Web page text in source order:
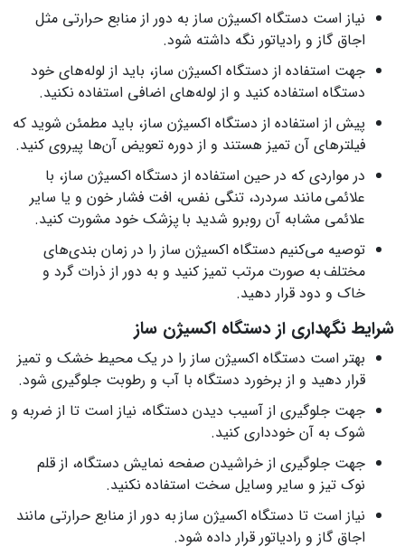
نیاز است دستگاه اکسیژن ساز به دور از منابع حرارتی مثل
اجاق گاز و رادیاتور نگه داشته شود.
جهت استفاده از دستگاه اکسیژن ساز، باید از لوله‌‌های خود
دستگاه استفاده کنید و از لوله‌‌های اضافی استفاده نکنید.
پیش از استفاده از دستگاه اکسیژن ساز، باید مطمئن شوید که
فیلترهای آن تمیز هستند و از دوره تعویض آن‌ها پیروی کنید.
در مواردی که در حین استفاده از دستگاه اکسیژن ساز، با
علائمی مانند سردرد، تنگی نفس، افت فشار خون و یا سایر
علائمی مشابه آن روبرو شدید با پزشک خود مشورت کنید.
توصیه می‌کنیم دستگاه اکسیژن ساز را در زمان بندی‌های
مختلف به صورت مرتب تمیز کنید و به دور از ذرات گرد و
خاک و دود قرار دهید.
شرایط نگهداری از دستگاه اکسیژن ساز
بهتر است دستگاه اکسیژن ساز را در یک محیط خشک و تمیز
قرار دهید و از برخورد دستگاه با آب و رطوبت جلوگیری شود.
جهت جلوگیری از آسیب دیدن دستگاه، نیاز است تا از ضربه و
شوک به آن خودداری کنید.
جهت جلوگیری از خراشیدن صفحه نمایش دستگاه، از قلم
نوک تیز و سایر وسایل سخت استفاده نکنید.
نیاز است تا دستگاه اکسیژن ساز به دور از منابع حرارتی مانند
اجاق گاز و رادیاتور قرار داده شود.